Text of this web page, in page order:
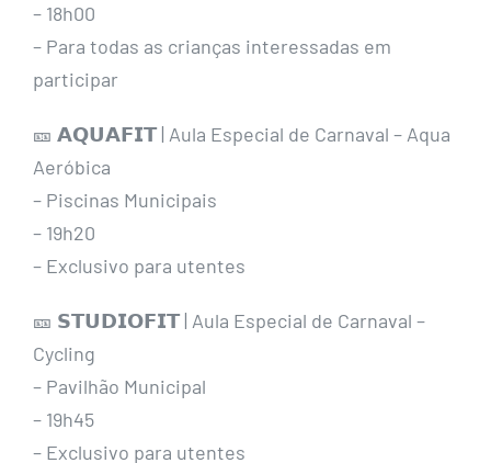
– 18h00
– Para todas as crianças interessadas em
participar
🎫 𝗔𝗤𝗨𝗔𝗙𝗜𝗧 | Aula Especial de Carnaval – Aqua
Aeróbica
– Piscinas Municipais
– 19h20
– Exclusivo para utentes
🎫 𝗦𝗧𝗨𝗗𝗜𝗢𝗙𝗜𝗧 | Aula Especial de Carnaval –
Cycling
– Pavilhão Municipal
– 19h45
– Exclusivo para utentes